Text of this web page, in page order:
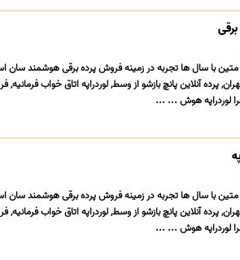
متین با سال ها تجربه در زمینه فروش پرده برقی هوشمند سان
پرده آنلاین پانچ بازشو از وسط, لوردراپه اتاق خواب
لوردراپه هوش ... ...
متین با سال ها تجربه در زمینه فروش پرده برقی هوشمند سان
پرده آنلاین پانچ بازشو از وسط, لوردراپه اتاق خواب
لوردراپه هوش ... ...